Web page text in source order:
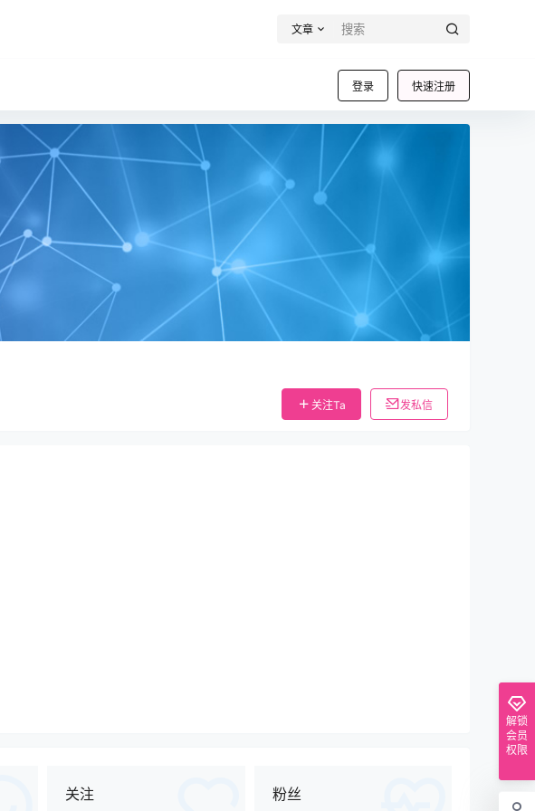
文章
登录 快速注册
关注Ta 发私信
关注 粉丝
解锁
会员
权限